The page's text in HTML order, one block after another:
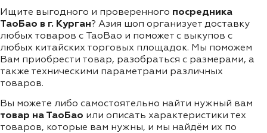
Ищите выгодного и проверенного посредника
ТаоБао в г. Курган? Азия шоп организует доставку
любых товаров с TaoBao и поможет с выкупов с
любых китайских торговых площадок. Мы поможем
Вам приобрести товар, разобраться с размерами, а
также техническими параметрами различных
товаров.
Вы можете либо самостоятельно найти нужный вам
товар на ТаоБао или описать характеристики тех
товаров, которые вам нужны, и мы найдём их по